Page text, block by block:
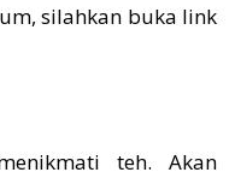
silahkan buka link
teh. Akan